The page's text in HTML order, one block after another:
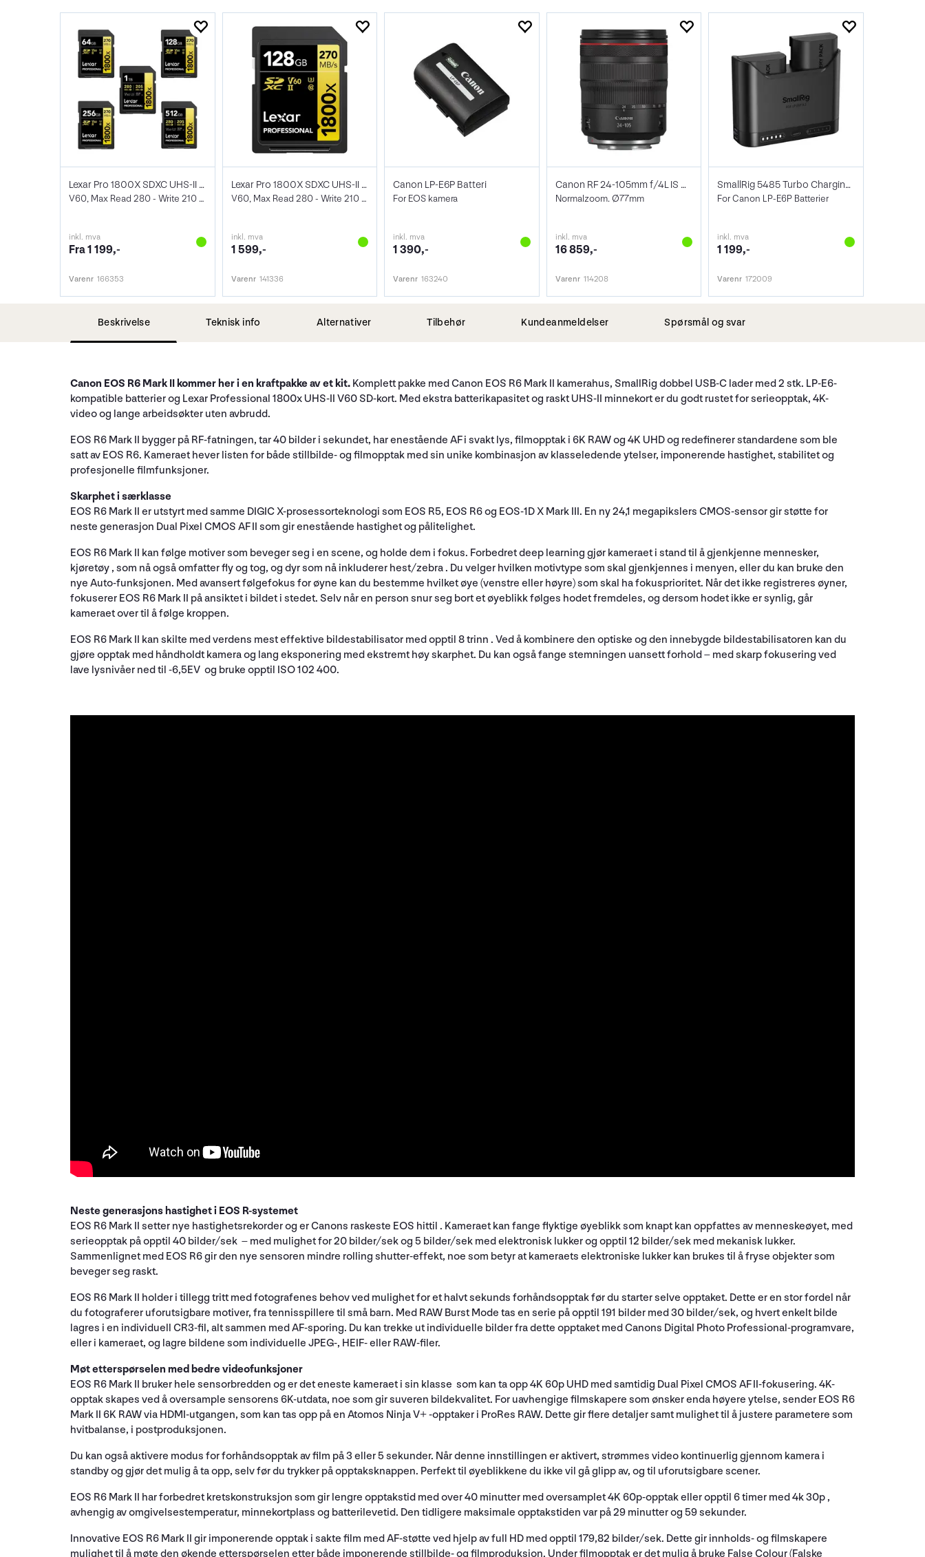
Lexar Pro 1800X SDXC UHS-II U3
V60, Max Read 280 - Write 210 MB/s
inkl. mva
Fra 1 199,-
Varenr 166353
Lexar Pro 1800X SDXC UHS-II U3 128GB
V60, Max Read 280 - Write 210 MB/s
inkl. mva
1 599,-
Varenr 141336
Canon LP-E6P Batteri
For EOS kamera
inkl. mva
1 390,-
Varenr 163240
Canon RF 24-105mm f/4L IS USM
Normalzoom. Ø77mm
inkl. mva
16 859,-
Varenr 114208
SmallRig 5485 Turbo Charging Kit
For Canon LP-E6P Batterier
inkl. mva
1 199,-
Varenr 172009
Beskrivelse Teknisk info Alternativer Tilbehør Kundeanmeldelser Spørsmål og svar
Canon EOS R6 Mark II kommer her i en kraftpakke av et kit. Komplett pakke med Canon EOS R6 Mark II kamerahus, SmallRig dobbel USB-C lader med 2 stk. LP-E6-
kompatible batterier og Lexar Professional 1800x UHS-II V60 SD-kort. Med ekstra batterikapasitet og raskt UHS-II minnekort er du godt rustet for serieopptak, 4K-
video og lange arbeidsøkter uten avbrudd.
EOS R6 Mark II bygger på RF-fatningen, tar 40 bilder i sekundet, har enestående AF i svakt lys, filmopptak i 6K RAW og 4K UHD og redefinerer standardene som ble
satt av EOS R6. Kameraet hever listen for både stillbilde- og filmopptak med sin unike kombinasjon av klasseledende ytelser, imponerende hastighet, stabilitet og
profesjonelle filmfunksjoner.
Skarphet i særklasse
EOS R6 Mark II er utstyrt med samme DIGIC X-prosessorteknologi som EOS R5, EOS R6 og EOS-1D X Mark III. En ny 24,1 megapikslers CMOS-sensor gir støtte for
neste generasjon Dual Pixel CMOS AF II som gir enestående hastighet og pålitelighet.
EOS R6 Mark II kan følge motiver som beveger seg i en scene, og holde dem i fokus. Forbedret deep learning gjør kameraet i stand til å gjenkjenne mennesker,
kjøretøy , som nå også omfatter fly og tog, og dyr som nå inkluderer hest/zebra . Du velger hvilken motivtype som skal gjenkjennes i menyen, eller du kan bruke den
nye Auto-funksjonen. Med avansert følgefokus for øyne kan du bestemme hvilket øye (venstre eller høyre) som skal ha fokusprioritet. Når det ikke registreres øyner,
fokuserer EOS R6 Mark II på ansiktet i bildet i stedet. Selv når en person snur seg bort et øyeblikk følges hodet fremdeles, og dersom hodet ikke er synlig, går
kameraet over til å følge kroppen.
EOS R6 Mark II kan skilte med verdens mest effektive bildestabilisator med opptil 8 trinn . Ved å kombinere den optiske og den innebygde bildestabilisatoren kan du
gjøre opptak med håndholdt kamera og lang eksponering med ekstremt høy skarphet. Du kan også fange stemningen uansett forhold – med skarp fokusering ved
lave lysnivåer ned til -6,5EV og bruke opptil ISO 102 400.
Neste generasjons hastighet i EOS R-systemet
EOS R6 Mark II setter nye hastighetsrekorder og er Canons raskeste EOS hittil . Kameraet kan fange flyktige øyeblikk som knapt kan oppfattes av menneskeøyet, med
serieopptak på opptil 40 bilder/sek – med mulighet for 20 bilder/sek og 5 bilder/sek med elektronisk lukker og opptil 12 bilder/sek med mekanisk lukker.
Sammenlignet med EOS R6 gir den nye sensoren mindre rolling shutter-effekt, noe som betyr at kameraets elektroniske lukker kan brukes til å fryse objekter som
beveger seg raskt.
EOS R6 Mark II holder i tillegg tritt med fotografenes behov ved mulighet for et halvt sekunds forhåndsopptak før du starter selve opptaket. Dette er en stor fordel når
du fotograferer uforutsigbare motiver, fra tennisspillere til små barn. Med RAW Burst Mode tas en serie på opptil 191 bilder med 30 bilder/sek, og hvert enkelt bilde
lagres i en individuell CR3-fil, alt sammen med AF-sporing. Du kan trekke ut individuelle bilder fra dette opptaket med Canons Digital Photo Professional-programvare,
eller i kameraet, og lagre bildene som individuelle JPEG-, HEIF- eller RAW-filer.
Møt etterspørselen med bedre videofunksjoner
EOS R6 Mark II bruker hele sensorbredden og er det eneste kameraet i sin klasse som kan ta opp 4K 60p UHD med samtidig Dual Pixel CMOS AF II-fokusering. 4K-
opptak skapes ved å oversample sensorens 6K-utdata, noe som gir suveren bildekvalitet. For uavhengige filmskapere som ønsker enda høyere ytelse, sender EOS R6
Mark II 6K RAW via HDMI-utgangen, som kan tas opp på en Atomos Ninja V+ -opptaker i ProRes RAW. Dette gir flere detaljer samt mulighet til å justere parametere som
hvitbalanse, i postproduksjonen.
Du kan også aktivere modus for forhåndsopptak av film på 3 eller 5 sekunder. Når denne innstillingen er aktivert, strømmes video kontinuerlig gjennom kamera i
standby og gjør det mulig å ta opp, selv før du trykker på opptaksknappen. Perfekt til øyeblikkene du ikke vil gå glipp av, og til uforutsigbare scener.
EOS R6 Mark II har forbedret kretskonstruksjon som gir lengre opptakstid med over 40 minutter med oversamplet 4K 60p-opptak eller opptil 6 timer med 4k 30p ,
avhengig av omgivelsestemperatur, minnekortplass og batterilevetid. Den tidligere maksimale opptakstiden var på 29 minutter og 59 sekunder.
Innovative EOS R6 Mark II gir imponerende opptak i sakte film med AF-støtte ved hjelp av full HD med opptil 179,82 bilder/sek. Dette gir innholds- og filmskapere
mulighet til å møte den økende etterspørselen etter både imponerende stillbilde- og filmproduksjon. Under filmopptak er det mulig å bruke False Colour (Falske